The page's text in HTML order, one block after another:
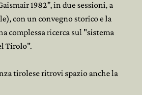
1982", in due sessioni, a
con un convegno storico e la
complessa ricerca sul "sistema
Tirolo".
tirolese ritrovi spazio anche la